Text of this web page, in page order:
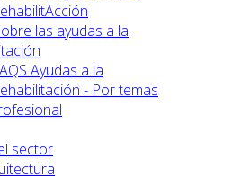
las ayudas a la
Ayudas a la
- Por temas
sector